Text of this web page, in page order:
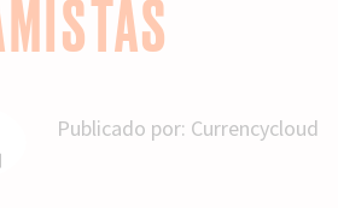
Publicado por: Currencycloud